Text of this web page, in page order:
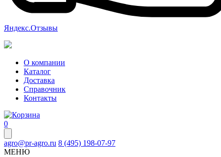
Яндекс.Отзывы
О компании
Каталог
Доставка
Справочник
Контакты
0
agro@pr-agro.ru 8 (495) 198-07-97
МЕНЮ